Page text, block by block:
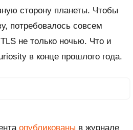
сторону планеты. Чтобы
потребовалось совсем
TLS не только ночью. Что и
в конце прошлого года.
опубликованы в журнале